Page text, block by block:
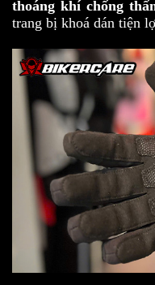
thoáng khí chống
trang bị khoá dán tiện